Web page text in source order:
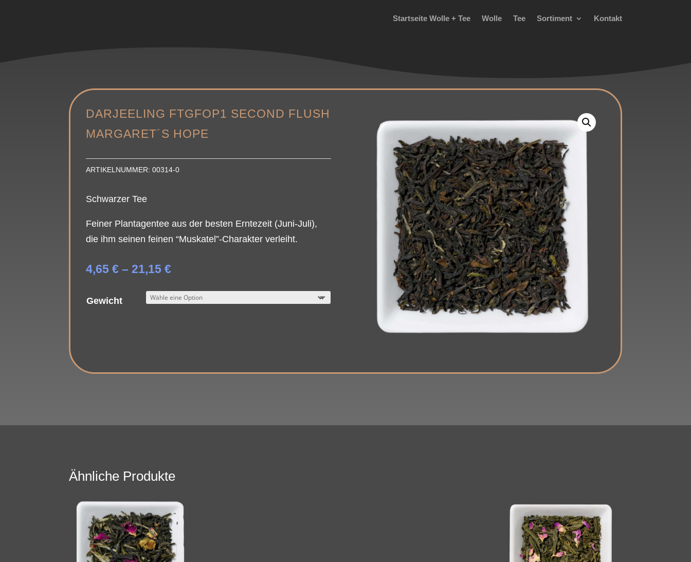
Startseite Wolle + Tee Wolle Tee Sortiment Kontakt
DARJEELING FTGFOP1 SECOND FLUSH
MARGARET´S HOPE
ARTIKELNUMMER:00314-0
Schwarzer Tee
Feiner Plantagentee aus der besten Erntezeit (Juni-Juli),
die ihm seinen feinen “Muskatel”-Charakter verleiht.
4,65€ –21,15€Preisspanne:
bis
Gewicht
Ähnliche Produkte